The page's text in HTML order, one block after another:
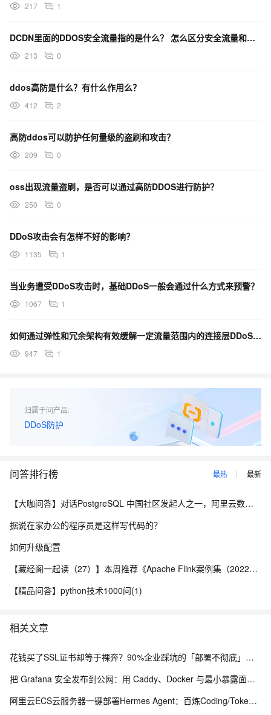
217 1
DCDN里面的DDOS安全流量指的是什么？ 怎么区分安全流量和一般流量？
213 0
ddos高防是什么？有什么作用么？
412 2
高防ddos可以防护任何量级的盗刷和攻击？
209 0
oss出现流量盗刷，是否可以通过高防DDOS进行防护？
250 0
DDoS攻击会有怎样不好的影响？
1135 1
当业务遭受DDoS攻击时，基础DDoS一般会通过什么方式来预警？
1067 1
如何通过弹性和冗余架构有效缓解一定流量范围内的连接层DDoS 攻击？
947 1
归属于问产品:
DDoS防护
问答排行榜 最热 最新
【大咖问答】对话PostgreSQL 中国社区发起人之一，阿里云数据库高级专家 德哥
据说在家办公的程序员是这样写代码的？
如何升级配置
【藏经阁一起读（27）】本周推荐《Apache Flink案例集（2022版）》，你有哪些心得？
【精品问答】python技术1000问(1)
相关文章
花钱买了SSL证书却等于裸奔？90%企业踩坑的「部署不彻底」隐形致命隐患
把 Grafana 安全发布到公网：用 Caddy、Docker 与最小暴露面配置 HTTPS
阿里云ECS云服务器一键部署Hermes Agent：百炼Coding/Token Plan配置实操手册